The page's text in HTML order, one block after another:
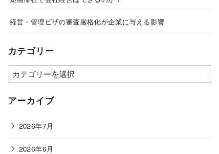
経営・管理ビザの審査厳格化が企業に与える影響
カテゴリー
カ
テ
ゴ
ー
アーカイブ
2026年7月
2026年6月